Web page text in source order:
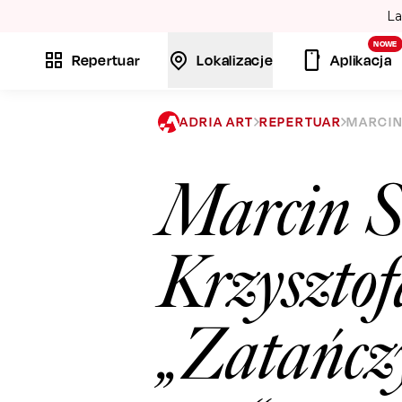
Repertuar Lokalizacje
NOWE
Aplikacja
ADRIA ART REPERTUAR
Marcin